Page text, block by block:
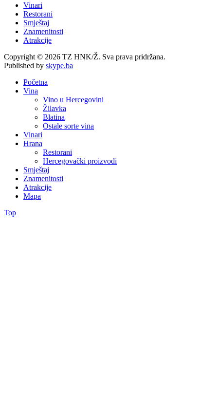
Vinari
Restorani
Smještaj
Znamenitosti
Atrakcije
Copyright © 2026 TZ HNK/Ž. Sva prava pridržana.
Published by skype.ba
Početna
Vina
Vino u Hercegovini
Žilavka
Blatina
Ostale sorte vina
Vinari
Hrana
Restorani
Hercegovački proizvodi
Smještaj
Znamenitosti
Atrakcije
Mapa
Top